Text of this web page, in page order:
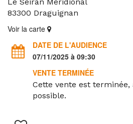
83300 Draguignan
Voir la carte
DATE DE L'AUDIENCE
07/11/2025 à 09:30
VENTE TERMINÉE
Cette vente est
possible.